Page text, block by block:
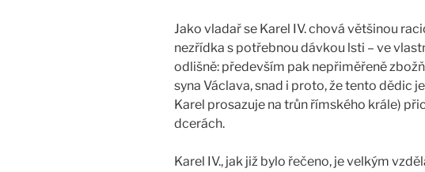
Jako vladař se Karel IV. chová většinou
nezřídka s potřebnou dávkou lsti – ve
odlišně: především pak nepřiměřeně
syna Václava, snad i proto, že tento dědic
Karel prosazuje na trůn římského krále)
dcerách.
Karel IV., jak již bylo řečeno, je velkým